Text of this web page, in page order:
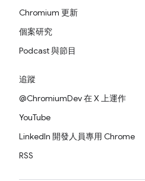
Chromium 更新
個案研究
Podcast 與節目
追蹤
@ChromiumDev 在 X 上運作
YouTube
LinkedIn 開發人員專用 Chrome
RSS